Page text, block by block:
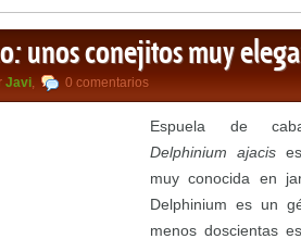
unos conejitos muy
Javi, 0 comentarios
Espuela de
Delphinium ajacis
muy conocida en
Delphinium es un
menos doscientas